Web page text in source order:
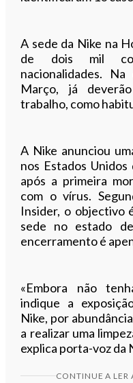
A sede da Nike na
de dois mil
nacionalidades.
Março, já
trabalho, como
A Nike anunciou
nos Estados
após a primeira
com o vírus.
Insider, o objectivo
sede no estado
encerramento é
«Embora não
indique a
Nike, por
a realizar uma
explica porta-voz da
CONTINUE A LER